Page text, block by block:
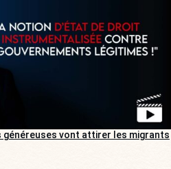
généreuses vont attirer les migrants